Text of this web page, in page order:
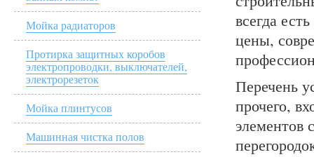
Мойка радиаторов
Протирка защитных коробов
электропроводки, выключателей,
электрорезеток
Мойка плинтусов
Машинная чистка полов
всегда
цены,
Перечень
прочего,
элементов